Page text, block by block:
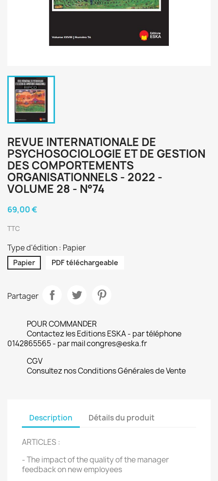
REVUE INTERNATIONALE DE
PSYCHOSOCIOLOGIE ET DE GESTION
DES COMPORTEMENTS
ORGANISATIONNELS - 2022 -
VOLUME 28 - N°74
69,00 €
TTC
Type d'édition : Papier
Papier PDF téléchargeable
Partager
POUR COMMANDER
Contactez les Editions ESKA - par téléphone
0142865565 - par mail congres@eska.fr
CGV
Consultez nos Conditions Générales de Vente
Description Détails du produit
ARTICLES :
- The impact of the quality of the manager
feedback on new employees